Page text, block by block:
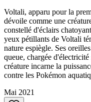
Voltali, apparu pour la
dévoile comme une
constellé d'éclairs
yeux pétillants de Voltali
nature espiègle. Ses
queue, chargée
créature incarne la
contre les Pokémon
Mai 2021